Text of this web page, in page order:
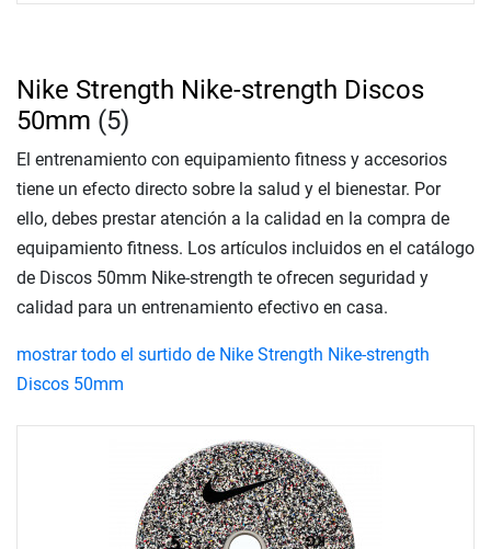
Nike Strength Nike-strength Discos
50mm (5)
El entrenamiento con equipamiento fitness y accesorios
tiene un efecto directo sobre la salud y el bienestar. Por
ello, debes prestar atención a la calidad en la compra de
equipamiento fitness. Los artículos incluidos en el catálogo
de Discos 50mm Nike-strength te ofrecen seguridad y
calidad para un entrenamiento efectivo en casa.
mostrar todo el surtido de Nike Strength Nike-strength
Discos 50mm